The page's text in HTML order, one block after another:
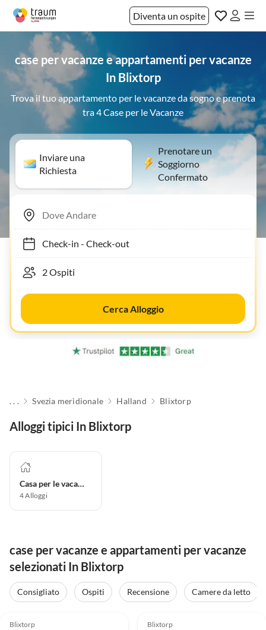
Diventa un ospite
case per vacanze e appartamenti per vacanze
In Blixtorp
Trova il tuo appartamento per le vacanze da sogno e prenota
tra 4 Case per le Vacanze
Inviare una
Richiesta
Prenotare un
Soggiorno
Confermato
Check-in- Check-out
Cerca Alloggio
. . . Svezia meridionale Halland Blixtorp
Alloggi tipici In Blixtorp
Casa per le vacanze
4Alloggi
case per vacanze e appartamenti per vacanze
selezionati In Blixtorp
Consigliato Ospiti Recensione
Camere da letto
Blixtorp Blixtorp